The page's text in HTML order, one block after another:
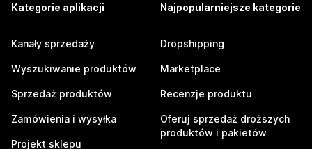
Kategorie aplikacji
Kanały sprzedaży
Wyszukiwanie produktów
Sprzedaż produktów
Zamówienia i wysyłka
Projekt sklepu
Najpopularniejsze kategorie
Dropshipping
Marketplace
Recenzje produktu
Oferuj sprzedaż droższych
produktów i pakietów